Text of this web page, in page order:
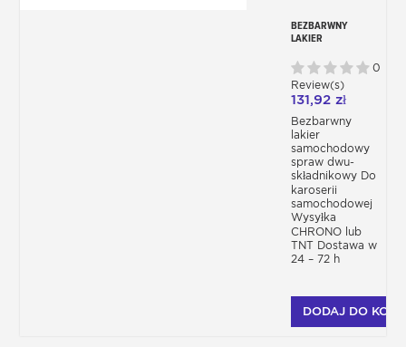
BEZBARWNY
LAKIER
AEROZOLU UHS
290ML 2C
0
Review(s)
131,92 zł
Bezbarwny
lakier
samochodowy
spraw dwu-
składnikowy Do
karoserii
samochodowej
Wysyłka
CHRONO lub
TNT Dostawa w
24 – 72 h
DODAJ DO